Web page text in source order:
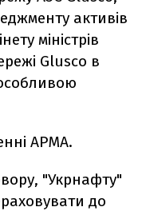
активів
міністрів
Glusco в
АРМА.
"Укрнафту"
до